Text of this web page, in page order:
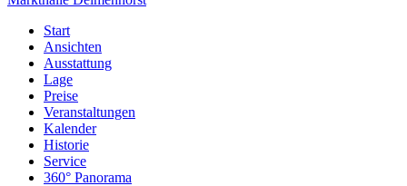
Start
Ansichten
Ausstattung
Lage
Preise
Veranstaltungen
Kalender
Historie
Service
360° Panorama